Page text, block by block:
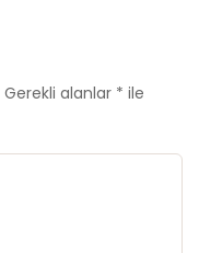
Gerekli alanlar * ile